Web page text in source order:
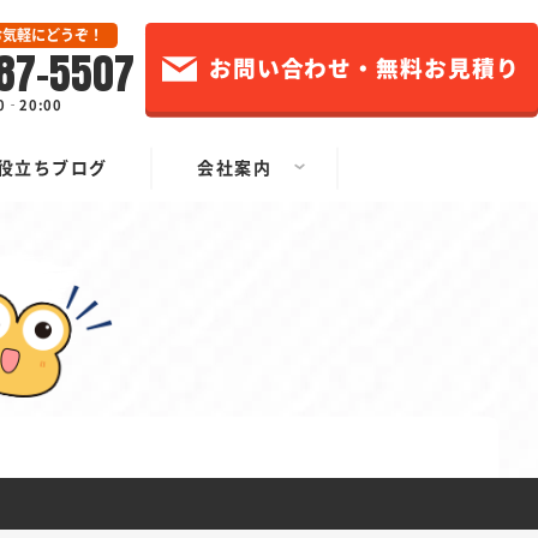
軽にどうぞ！
5507 お問い合わせ・無料お見積り
立ちブログ 会社案内